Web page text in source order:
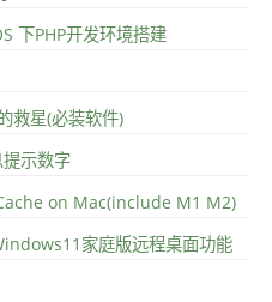
下PHP开发环境搭建
救星(必装软件)
示数字
on Mac(include M1 M2)
家庭版远程桌面功能